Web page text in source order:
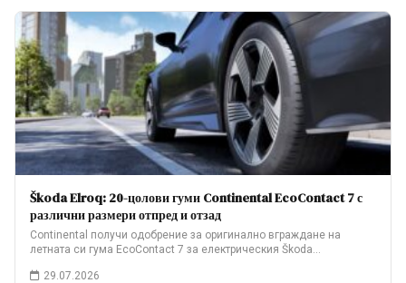
Škoda Elroq: 20-цолови гуми Continental EcoContact 7 с
различни размери отпред и отзад
Continental получи одобрение за оригинално вграждане на
летната си гума EcoContact 7 за електрическия Škoda…
29.07.2026